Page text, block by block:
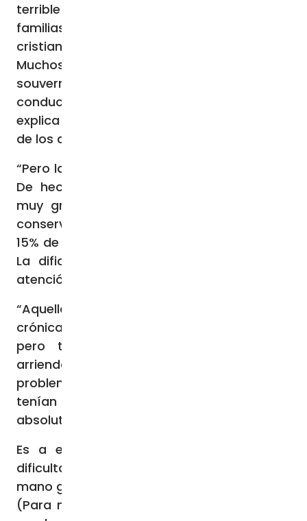
terrible para la economía de muchas
familias, ya que se calcula que el 70% de los
cristianos trabajan en el sector de turismo.
Muchos de ellos vivían de la venta de
souvernirs, o se desempeñaban como
conductores de autobús o recepcionistas”,
explica a la fundación George Akroush, otro
de los colaboradores de proyectos de ACN.
“Pero la fe está creciendo en los corazones.
De hecho, las señales de solidaridad son
muy grandes. Algunas personas que han
conservado el trabajo han decidido dar el
15% de su salario a las familias más pobres.
La dificultad más grande está siendo la
atención sanitaria”, asegura Akroush.
“Aquellos que sufren de enfermedades
crónicas están en una situación terrible,
pero también la comida, el pago de
arriendos, el agua y la electricidad son un
problema. Muchos ya eran pobres, no
tenían casi nada, ahora están en la miseria
absoluta”, dice Akroush.
Es a ellos y a todos los que enfrentan
dificultades a quienes ACN tiende una
mano gracias a sus benefactores y amigos.
(Para más información de la campaña de